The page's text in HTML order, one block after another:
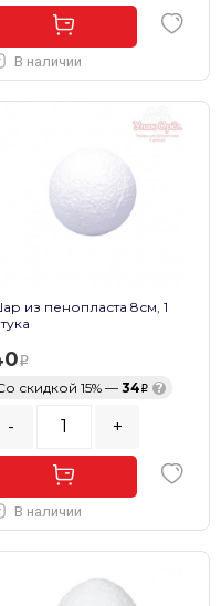
В наличии
из пенопласта 8см, 1
скидкой 15% —34 ?
- +
В наличии